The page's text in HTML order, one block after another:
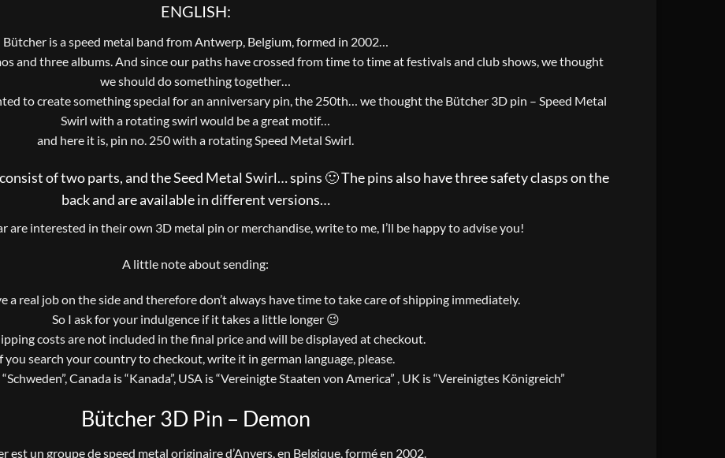
ENGLISH:
Bütcher is a speed metal band from Antwerp, Belgium, formed in 2002…
and three albums. And since our paths have crossed from time to time at festivals and club shows, we thought
we should do something together…
to create something special for an anniversary pin, the 250th… we thought the Bütcher 3D pin – Speed ​​Metal
Swirl with a rotating swirl would be a great motif…
and here it is, pin no. 250 with a rotating Speed ​​Metal Swirl.
of two parts, and the Seed Metal Swirl… spins 🙂 The pins also have three safety clasps on the
back and are available in different versions…
are interested in their own 3D metal pin or merchandise, write to me, I’ll be happy to advise you!
A little note about sending:
a real job on the side and therefore don’t always have time to take care of shipping immediately.
So I ask for your indulgence if it takes a little longer 😉
costs are not included in the final price and will be displayed at checkout.
you search your country to checkout, write it in german language, please.
Canada is “Kanada”, USA is “Vereinigte Staaten von America” , UK is “Vereinigtes Königreich”
Bütcher 3D Pin – Demon
est un groupe de speed metal originaire d’Anvers, en Belgique, formé en 2002.